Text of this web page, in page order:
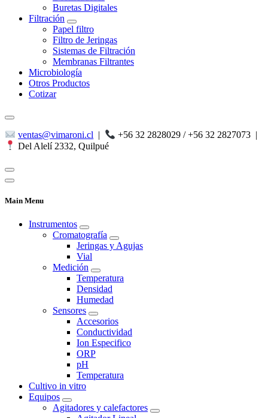
Buretas Digitales
Filtración
Papel filtro
Filtro de Jeringas
Sistemas de Filtración
Membranas Filtrantes
Microbiología
Otros Productos
Cotizar
ventas@vimaroni.cl | +56 32 2828029 / +56 32 2827073 |
Del Alelí 2332, Quilpué
Main Menu
Instrumentos
Cromatografía
Jeringas y Agujas
Vial
Medición
Temperatura
Densidad
Humedad
Sensores
Accesorios
Conductividad
Ion Especifico
ORP
pH
Temperatura
Cultivo in vitro
Equipos
Agitadores y calefactores